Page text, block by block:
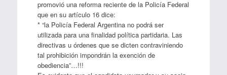
promovió una reforma reciente de la Policía Federal
que en su artículo 16 dice:
* “la Policía Federal Argentina no podrá ser
utilizada para una finalidad política partidaria. Las
directivas u órdenes que se dicten contraviniendo
tal prohibición impondrán la exención de
obediencia”…!!!